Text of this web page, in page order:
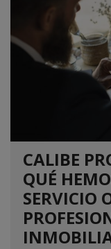
CALIBE
QUÉ
SERVICIO